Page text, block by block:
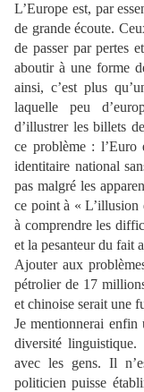
L’Europe est, par
de grande écoute.
de passer par pertes
aboutir à une forme
ainsi, c’est plus
laquelle peu
d’illustrer les billets
ce problème : l’Euro
identitaire national
pas malgré les
ce point à «L’illusion
à comprendre les
et la pesanteur du fait
Ajouter aux p
pétrolier de 17
et chinoise serait une
Je mentionnerai enfin
diversité linguistique.
avec les gens. Il
politicien puisse